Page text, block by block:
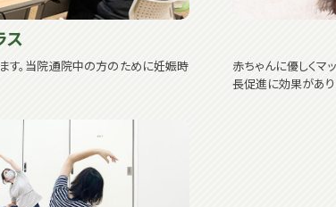
ス
す。当院通院中の方のために妊娠時
赤ちゃんに優しくマ
長促進に効果があり